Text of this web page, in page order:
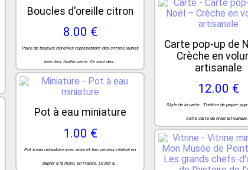
Boucles d'oreille citron
8.00 €
Paire de boucles d'oreilles représentant des citrons jaunes
avec leur feuille verte. Ce sont des...
Pot à eau miniature
1.00 €
Pot à eau miniature avec anse et bec verseur réalisé en
papier à la main, en France. Le pot à...
Carte pop-up de
Crèche en
artisanale
12.00 €
Style de la carte : Théâtre de papier
Cette carte de Noël